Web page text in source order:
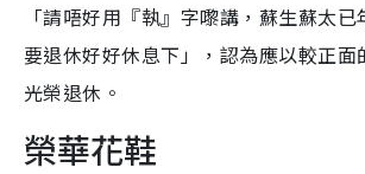
「請唔好用『執』字嚟講，蘇生蘇太
要退休好好休息下」，認為應以較正面
光榮退休。
榮華花鞋